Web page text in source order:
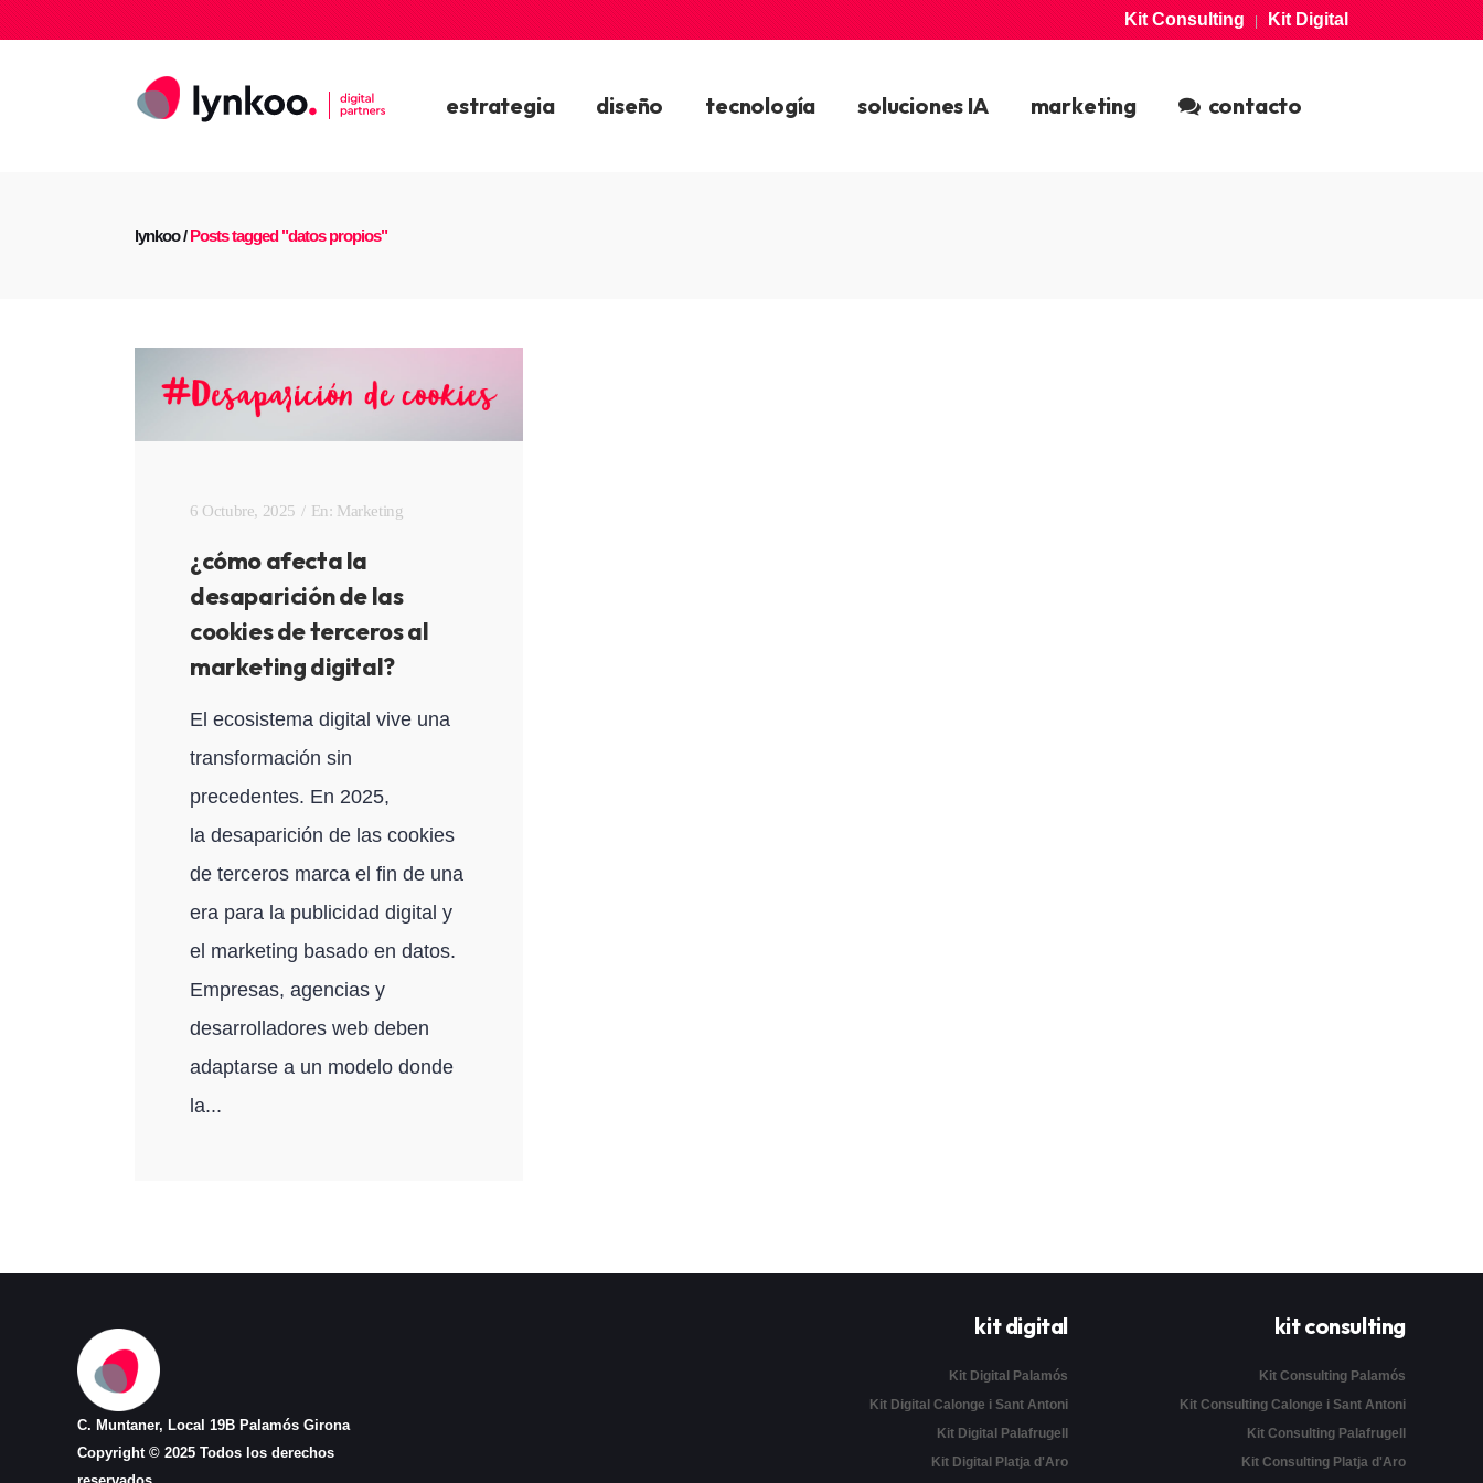
Kit Consulting|Kit Digital
estrategia diseño tecnología soluciones IA marketing contacto
lynkoo/Posts tagged "datos propios"
6 Octubre, 2025 En: Marketing
¿cómo afecta la
desaparición de las
cookies de terceros al
marketing digital?
El ecosistema digital vive una
transformación sin
precedentes. En 2025,
la desaparición de las cookies
de terceros marca el fin de una
era para la publicidad digital y
el marketing basado en datos.
Empresas, agencias y
desarrolladores web deben
adaptarse a un modelo donde
la...
C. Muntaner, Local 19B Palamós Girona
Copyright © 2025 Todos los derechos
kit digital
Kit Digital Palamós
Kit Digital Calonge i Sant Antoni
Kit Digital Palafrugell
Kit Digital Platja d'Aro
kit consulting
Kit Consulting Palamós
Kit Consulting Calonge i Sant Antoni
Kit Consulting Palafrugell
Kit Consulting Platja d'Aro